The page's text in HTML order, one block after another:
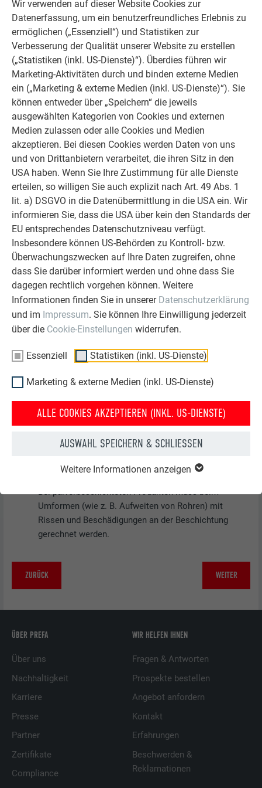
Wir verwenden auf dieser Website Cookies zur
Datenerfassung, um ein benutzerfreundliches Erlebnis zu
ermöglichen („Essenziell“) und Statistiken zur
Verbesserung der Qualität unserer Website zu erstellen
(„Statistiken (inkl. US-Dienste)“). Überdies führen wir
Marketing-Aktivitäten durch und binden externe Medien
ein („Marketing & externe Medien (inkl. US-Dienste)“). Sie
können entweder über „Speichern“ die jeweils
ausgewählten Kategorien von Cookies und externen
Medien zulassen oder alle Cookies und Medien
akzeptieren. Bei diesen Cookies werden Daten von uns
und von Drittanbietern verarbeitet, die ihren Sitz in den
USA haben. Wenn Sie Ihre Zustimmung für alle Dienste
erteilen, so willigen Sie auch explizit nach Art. 49 Abs. 1
lit. a) DSGVO in die Datenübermittlung in die USA ein. Wir
informieren Sie, dass die USA über kein den Standards der
EU entsprechendes Datenschutzniveau verfügt.
Insbesondere können US-Behörden zu Kontroll- bzw.
Überwachungszwecken auf Ihre Daten zugreifen, ohne
dass Sie darüber informiert werden und ohne dass Sie
dagegen rechtlich vorgehen können. Weitere
Informationen finden Sie in unserer Datenschutzerklärung
und im Impressum. Sie können Ihre Einwilligung jederzeit
über die Cookie-Einstellungen widerrufen.
Essenziell Statistiken (inkl. US-Dienste)
Marketing & externe Medien (inkl. US-Dienste)
ALLE COOKIES AKZEPTIEREN (INKL. US-DIENSTE)
AUSWAHL SPEICHERN & SCHLIESSEN
Weitere Informationen anzeigen
unbedingt darauf, dass die Pfeilrichtung auf jeder
Fläche einheitlich ausgerichtet ist.
Bei PREFA Deckungen über dickeren
Bitumenschichten oder dickeren Trennlagen benötigen
Sie längere Rillennägel (z. B. 2,8/40).
Das Überstreichen oder Ausbessern von Kratzern auf
bandbeschichteten Aluminiumprodukten ist aufgrund
der Korrosionsbeständigkeit von Aluminium nicht
erforderlich. Beim Ausbessern von Kratzern kann es
aufgrund unterschiedlicher Lackqualitäten der
Ausbesserungslacke/-stifte zu Farbunterschieden
kommen.
Die Verarbeitungstemperatur sollte 0 °C nicht
unterschreiten.
Für Einbauteile und Dachdurchdringungen sind auf das
Eindeckungsmaterial abgestimmte Systemelemente
und Befestigungsmittel von PREFA zu verwenden.
Dachränder wie Pult und Ortgang sowie Einfassungen
sind fachgerecht auszuführen.
Geringfügige Farbabweichungen sind kein
Qualitätsmangel. Kleine Kratzspuren sind
verarbeitungsbedingt möglich und beeinträchtigen die
Funktion und Haltbarkeit nicht.
Eindeckungen und Bekleidungen aus PREFALZ sind
„nicht selbsttragende Profile“ und besitzen keine
absolut plane Oberfläche. Es handelt sich hierbei um
die für Dünnblech typische Verformung. Eine leichte
und stellt keinen Mangel dar.
Beachten Sie unbedingt die Einhaltung und Kontrolle
Verwenden Sie eine Deckhilfe und berücksichtigen Sie
alle sonstigen Sicherheitsmaßnahmen, wie eventuell
Bei pulverbeschichteten Produkten muss beim
Umformen (wie z. B. Aufweiten von Rohren) mit
Rissen und Beschädigungen an der Beschichtung
gerechnet werden.
ZURÜCK WEITER
ÜBER PREFA
Über uns
Nachhaltigkeit
Karriere
Presse
Partner
Zertifikate
Compliance
WIR HELFEN IHNEN
Fragen & Antworten
Prospekte bestellen
Angebot anfordern
Kontakt
Erfahrungen
Beschwerden &
Reklamationen